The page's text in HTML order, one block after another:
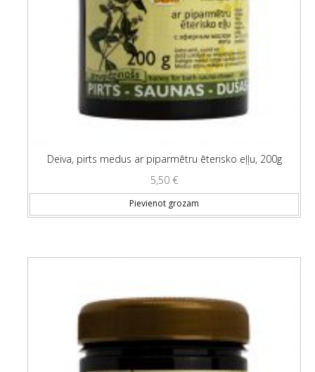
Deiva, pirts medus ar piparmētru ēterisko eļļu, 200g
5,50 €
Pievienot grozam